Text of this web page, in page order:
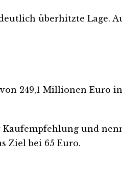
überhitzte Lage.
249,1 Millionen Euro
und
Ziel bei 65 Euro.